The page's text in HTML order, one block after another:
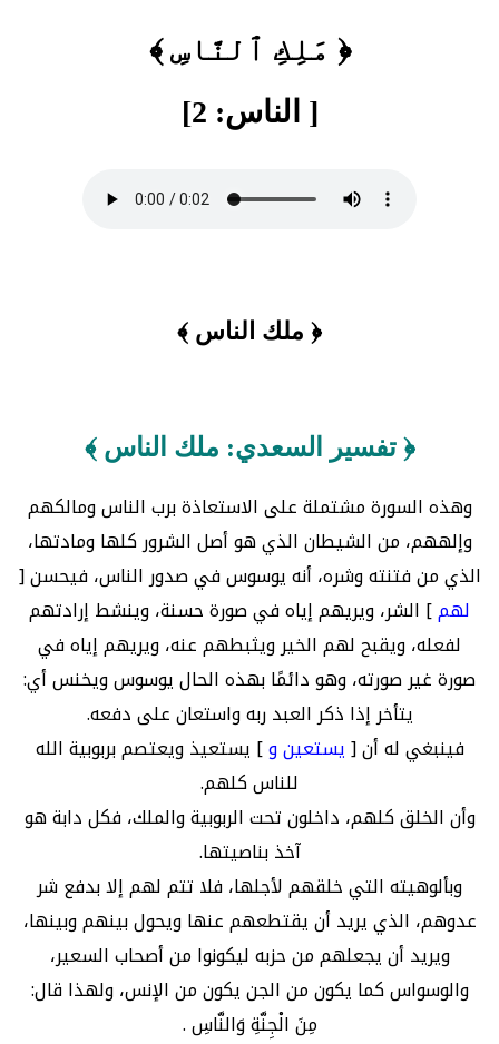
﴿ مَلِكِ ٱلنَّاسِ ﴾
[ الناس: 2]
﴿ ملك الناس ﴾
﴿ تفسير السعدي: ملك الناس ﴾
وهذه السورة مشتملة على الاستعاذة برب الناس ومالكهم
وإلههم، من الشيطان الذي هو أصل الشرور كلها ومادتها،
الذي من فتنته وشره، أنه يوسوس في صدور الناس، فيحسن [
لهم] الشر، ويريهم إياه في صورة حسنة، وينشط إرادتهم
لفعله، ويقبح لهم الخير ويثبطهم عنه، ويريهم إياه في
صورة غير صورته، وهو دائمًا بهذه الحال يوسوس ويخنس أي:
يتأخر إذا ذكر العبد ربه واستعان على دفعه.
فينبغي له أن [يستعين و] يستعيذ ويعتصم بربوبية الله
للناس كلهم.
وأن الخلق كلهم، داخلون تحت الربوبية والملك، فكل دابة هو
آخذ بناصيتها.
وبألوهيته التي خلقهم لأجلها، فلا تتم لهم إلا بدفع شر
عدوهم، الذي يريد أن يقتطعهم عنها ويحول بينهم وبينها،
ويريد أن يجعلهم من حزبه ليكونوا من أصحاب السعير،
والوسواس كما يكون من الجن يكون من الإنس، ولهذا قال:
مِنَ الْجِنَّةِ وَالنَّاسِ .